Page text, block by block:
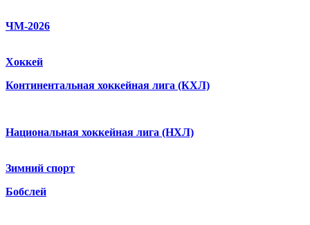
ЧМ-2026
Хоккей
Континентальная хоккейная лига (КХЛ)
Национальная хоккейная лига (НХЛ)
Зимний спорт
Бобслей